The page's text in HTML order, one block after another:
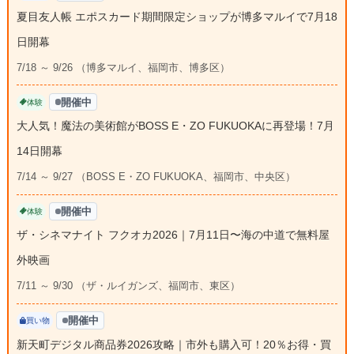
夏目友人帳 エポスカード期間限定ショップが博多マルイで7月18
日開幕
7/18 ～ 9/26 （博多マルイ、福岡市、博多区）
体験 開催中
大人気！魔法の美術館がBOSS E・ZO FUKUOKAに再登場！7月
14日開幕
7/14 ～ 9/27 （BOSS E・ZO FUKUOKA、福岡市、中央区）
体験 開催中
ザ・シネマナイト フクオカ2026｜7月11日〜海の中道で無料屋
外映画
7/11 ～ 9/30 （ザ・ルイガンズ、福岡市、東区）
買い物 開催中
新天町デジタル商品券2026攻略｜市外も購入可！20％お得・買